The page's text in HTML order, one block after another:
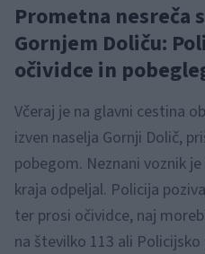
Prometna nesreča
Gornjem Doliču:
očividce in
Včeraj je na glavni cestina
izven naselja Gornji Dolič,
pobegom. Neznani voznik
kraja odpeljal. Policija
ter prosi očividce, naj
na številko 113 ali